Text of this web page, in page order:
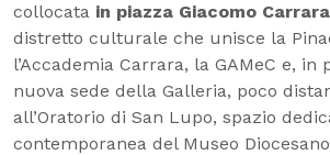
collocata in piazza Giacomo Carrara
distretto culturale che unisce la
l’Accademia Carrara, la GAMeC e, in
nuova sede della Galleria, poco
all’Oratorio di San Lupo, spazio
contemporanea del Museo